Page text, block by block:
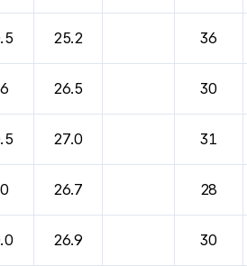
25.2 36
26.5 30
27.0 31
26.7 28
26.9 30